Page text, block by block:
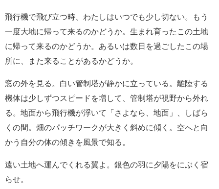
飛行機で飛び立つ時、わたしはいつでも少し切ない。もう
一度大地に帰って来るのかどうか。生まれ育ったこの土地
に帰って来るのかどうか。あるいは数日を過ごしたこの場
所に、また来ることがあるかどうか。
窓の外を見る。白い管制塔が静かに立っている。離陸する
機体は少しずつスピードを増して、管制塔が視野から外れ
る。地面から飛行機が浮いて「さよなら、地面」、しばら
くの間。畑のパッチワークが大きく斜めに傾く。空へと向
かう自分の体の傾きを風景で知る。
遠い土地へ運んでくれる翼よ。銀色の羽に夕陽をにぶく宿
らせ。